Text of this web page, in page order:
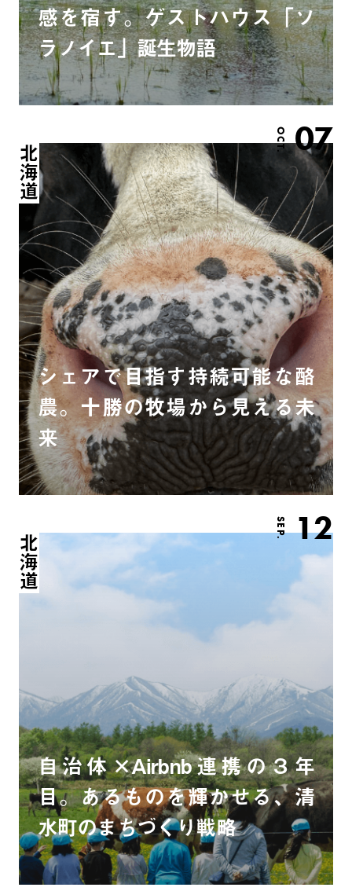
感を宿す。ゲストハウス「ソ
ラノイエ」誕生物語
OCT. 07
北海道
シェアで目指す持続可能な酪
農。十勝の牧場から見える未
来
SEP. 12
北海道
自治体×Airbnb連携の３年
目。あるものを輝かせる、清
水町のまちづくり戦略